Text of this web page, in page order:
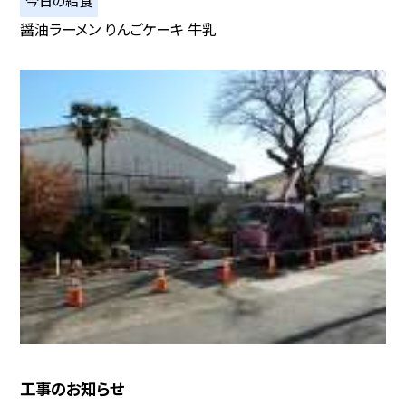
醤油ラーメン りんごケーキ 牛乳
工事のお知らせ